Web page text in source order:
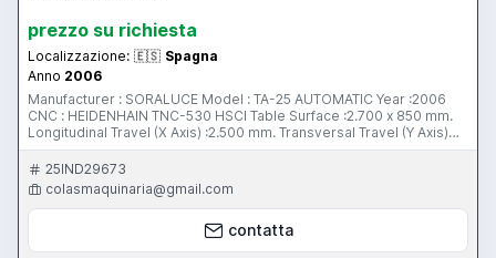
prezzo su richiesta
Localizzazione: 🇪🇸 Spagna
Anno 2006
Manufacturer : SORALUCE Model : TA-25 AUTOMATIC Year :2006
CNC : HEIDENHAIN TNC-530 HSCI Table Surface :2.700 x 850 mm.
Longitudinal Travel (X Axis) :2.500 mm. Transversal Travel (Y Axis)
:1.000 mm. Vertical Travel (Z Axis) :1.000 mm. Working Feeds (X/Y/Z)
:10.000 mm/min Rapid Traverse :25.000 mm/min Head Type :
Automático 2. 5º/2. 5º Taper :ISO 50 DIN 69871 AD Turning Speeds
:3.000 rpm Head Power :22 kW Automatic Tool Charger :INCLUDED
ATC Positions :24 Integral protecting guards :INCLUDED Double
chip conveyor :INCLUDED Internal Coolant 20 Bar :INCLUDED
Rotary table Spirsin Mod 81 660 /D800 HV :INCLUDED Ø rotary
25IND29673
colasmaquinaria@gmail.com
contatta